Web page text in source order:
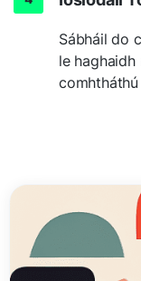
Sábháil do
le